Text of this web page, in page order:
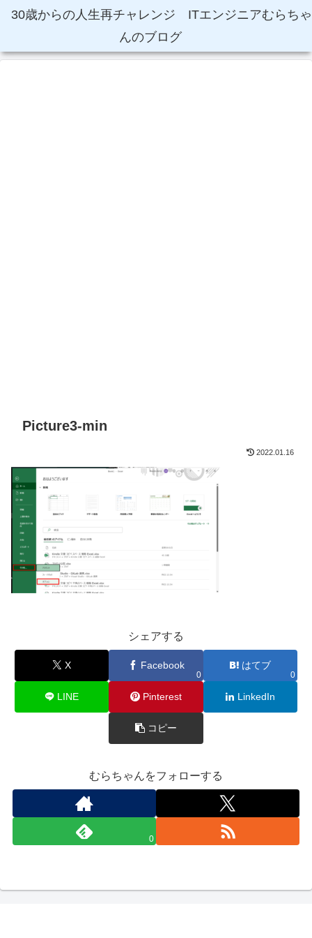
30歳からの人生再チャレンジ ITエンジニアむらちゃ
んのブログ
Picture3-min
2022.01.16
シェアする
X Facebook
0
はてブ
0
LINE Pinterest LinkedIn
コピー
むらちゃんをフォローする
0